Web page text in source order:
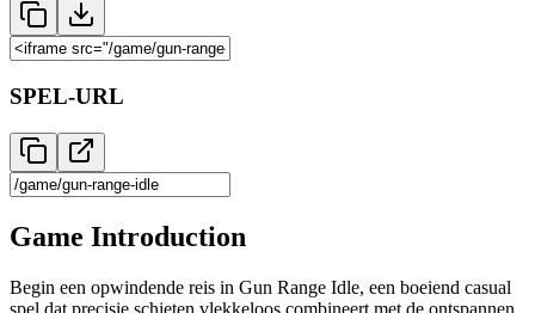
SPEL-URL
Game Introduction
Begin een opwindende reis in Gun Range Idle, een boeiend casual
spel dat precisie schieten vlekkeloos combineert met de ontspannen